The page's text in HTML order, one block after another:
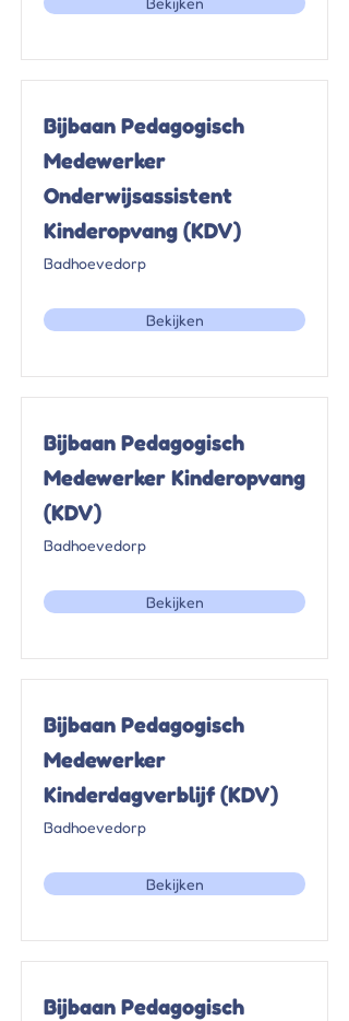
Bijbaan Pedagogisch
Medewerker
Onderwijsassistent
Kinderopvang (KDV)
Badhoevedorp
Bekijken
Bijbaan Pedagogisch
Medewerker Kinderopvang
(KDV)
Badhoevedorp
Bekijken
Bijbaan Pedagogisch
Medewerker
Kinderdagverblijf (KDV)
Badhoevedorp
Bekijken
Bijbaan Pedagogisch